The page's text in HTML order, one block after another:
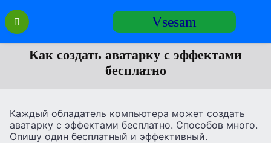
Перейти
содержанию
Vsesam
Как создать аватарку с эффектами
бесплатно
Каждый обладатель компьютера может создать
аватарку с эффектами бесплатно. Способов много.
Опишу один бесплатный и эффективный.